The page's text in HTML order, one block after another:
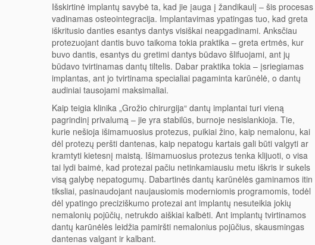
Išskirtinė implantų savybė ta, kad jie įauga į žandikaulį – šis procesas
vadinamas osteointegracija. Implantavimas ypatingas tuo, kad greta
iškritusio danties esantys dantys visiškai neapgadinami. Anksčiau
protezuojant dantis buvo taikoma tokia praktika – greta ertmės, kur
buvo dantis, esantys du gretimi dantys būdavo šlifuojami, ant jų
būdavo tvirtinamas dantų tiltelis. Dabar praktika tokia – įsriegiamas
implantas, ant jo tvirtinama specialiai pagaminta karūnėlė, o dantų
audiniai tausojami maksimaliai.
Kaip teigia klinika „Grožio chirurgija“ dantų implantai turi vieną
pagrindinį privalumą – jie yra stabilūs, burnoje nesislankioja. Tie,
kurie nešioja išimamuosius protezus, puikiai žino, kaip nemalonu, kai
dėl protezų peršti dantenas, kaip nepatogu kartais gali būti valgyti ar
kramtyti kietesnį maistą. Išimamuosius protezus tenka klijuoti, o visa
tai lydi baimė, kad protezai pačiu netinkamiausiu metu iškris ir sukels
visą galybę nepatogumų. Dabartinės dantų karūnėlės gaminamos itin
tiksliai, pasinaudojant naujausiomis moderniomis programomis, todėl
dėl ypatingo preciziškumo protezai ant implantų nesuteikia jokių
nemalonių pojūčių, netrukdo aiškiai kalbėti. Ant implantų tvirtinamos
dantų karūnėlės leidžia pamiršti nemalonius pojūčius, skausmingas
dantenas valgant ir kalbant.